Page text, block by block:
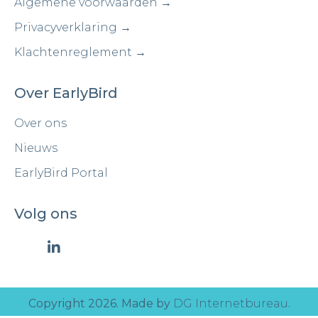
Privacyverklaring →
Klachtenreglement →
Over EarlyBird
Over ons
Nieuws
EarlyBird Portal
Volg ons
Copyright 2026. Made by DG Internetbureau.